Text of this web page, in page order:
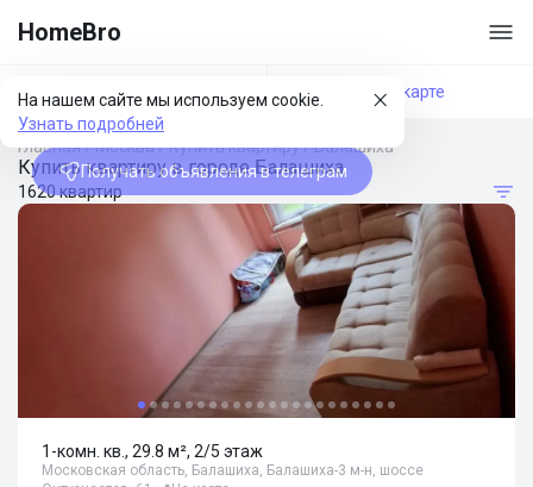
HomeBro
На нашем сайте мы используем cookie.
Узнать подробней
Получать объявления в телеграм
Фильтры На карте
Главная/Москва/Купить квартиру/Балашиха
Купить квартиру в городе Балашиха
1620 квартир
1-комн. кв., 29.8 м², 2/5 этаж
Московская область, Балашиха, Балашиха-3 м-н, шоссе